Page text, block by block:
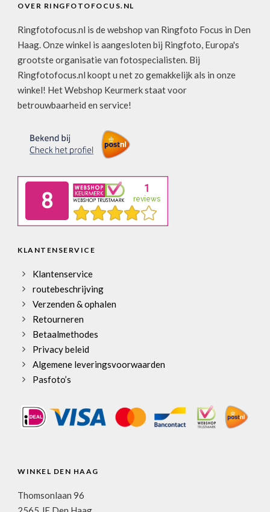
OVER RINGFOTOFOCUS.NL
Ringfotofocus.nl is de webshop van Ringfoto Focus in Den
Haag. Onze winkel is aangesloten bij Ringfoto, Europa's
grootste organisatie van fotospecialisten. Bij
Ringfotofocus.nl koopt u net zo gemakkelijk als in onze
winkel! Het Webshop Keurmerk staat voor
betrouwbaarheid en service!
KLANTENSERVICE
Klantenservice
routebeschrijving
Verzenden & ophalen
Retourneren
Betaalmethodes
Privacy beleid
Algemene leveringsvoorwaarden
Pasfoto’s
WINKEL DEN HAAG
Thomsonlaan 96